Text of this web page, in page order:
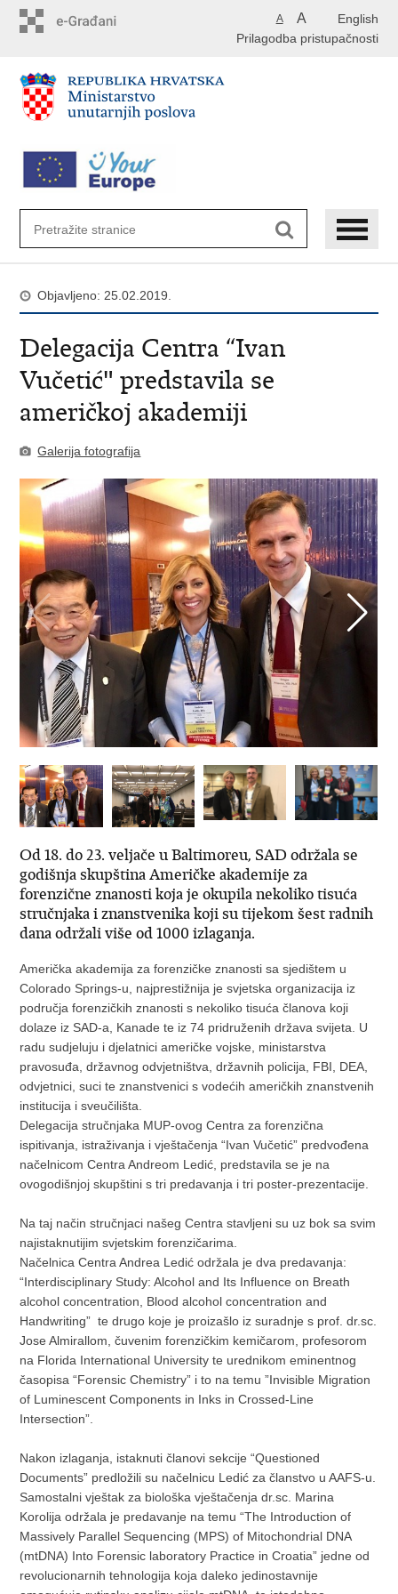
English
A A
Prilagodba pristupačnosti
Objavljeno: 25.02.2019.
Delegacija Centra “Ivan
Vučetić" predstavila se
američkoj akademiji
Galerija fotografija
Od 18. do 23. veljače u Baltimoreu, SAD održala se
godišnja skupština Američke akademije za
forenzične znanosti koja je okupila nekoliko tisuća
stručnjaka i znanstvenika koji su tijekom šest radnih
dana održali više od 1000 izlaganja.
Američka akademija za forenzičke znanosti sa sjedištem u
Colorado Springs-u, najprestižnija je svjetska organizacija iz
područja forenzičkih znanosti s nekoliko tisuća članova koji
dolaze iz SAD-a, Kanade te iz 74 pridruženih država svijeta. U
radu sudjeluju i djelatnici američke vojske, ministarstva
pravosuđa, državnog odvjetništva, državnih policija, FBI, DEA,
odvjetnici, suci te znanstvenici s vodećih američkih znanstvenih
institucija i sveučilišta.
Delegacija stručnjaka MUP-ovog Centra za forenzična
ispitivanja, istraživanja i vještačenja “Ivan Vučetić” predvođena
načelnicom Centra Andreom Ledić, predstavila se je na
ovogodišnjoj skupštini s tri predavanja i tri poster-prezentacije.
Na taj način stručnjaci našeg Centra stavljeni su uz bok sa svim
najistaknutijim svjetskim forenzičarima.
Načelnica Centra Andrea Ledić održala je dva predavanja:
“Interdisciplinary Study: Alcohol and Its Influence on Breath
alcohol concentration, Blood alcohol concentration and
Handwriting” te drugo koje je proizašlo iz suradnje s prof. dr.sc.
Jose Almirallom, čuvenim forenzičkim kemičarom, profesorom
na Florida International University te urednikom eminentnog
časopisa “Forensic Chemistry” i to na temu ”Invisible Migration
of Luminescent Components in Inks in Crossed-Line
Intersection”.
Nakon izlaganja, istaknuti članovi sekcije “Questioned
Documents” predložili su načelnicu Ledić za članstvo u AAFS-u.
Samostalni vještak za biološka vještačenja dr.sc. Marina
Korolija održala je predavanje na temu “The Introduction of
Massively Parallel Sequencing (MPS) of Mitochondrial DNA
(mtDNA) Into Forensic laboratory Practice in Croatia” jedne od
revolucionarnih tehnologija koja daleko jedinostavnije